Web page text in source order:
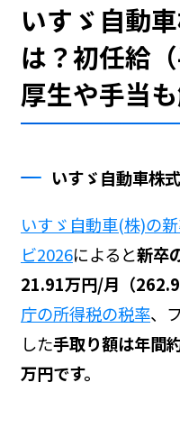
いすゞ自動
は？初任給
厚生や手当
いすゞ自動車株
いすゞ自動車(株)の
ビ2026によると新卒
21.91万円/月（
庁の所得税の税率、
した手取り額は年間
万円です。